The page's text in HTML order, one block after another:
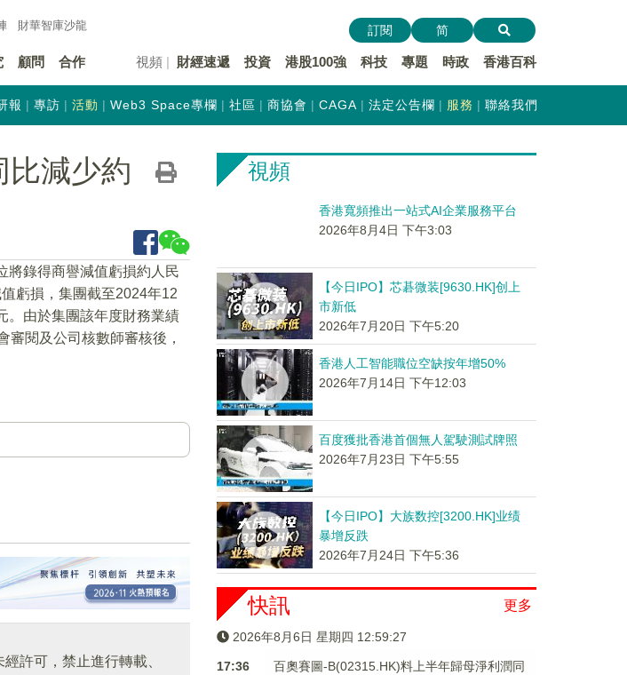
財華智庫沙龍
顧問 合作 視頻 財經速遞 投資 港股100強 科技 專題 時政 香港百科
訂閱 简
報 專訪 活動 Web3 Space專欄 社區 商協會 CAGA 法定公告欄 服務 聯絡我們
比減少約
將錄得商譽減值虧損約人民
虧損，集團截至2024年12
。由於集團該年度財務業績
審閱及公司核數師審核後，
許可，禁止進行轉載、
視頻
香港寬頻推出一站式AI企業服務平台
2026年8月4日 下午3:03
【今日IPO】芯碁微装[9630.HK]创上
市新低
2026年7月20日 下午5:20
香港人工智能職位空缺按年增50%
2026年7月14日 下午12:03
百度獲批香港首個無人駕駛測試牌照
2026年7月23日 下午5:55
【今日IPO】大族数控[3200.HK]业绩
暴增反跌
2026年7月24日 下午5:36
更多
快訊
2026年8月6日 星期四 12:59:28
17:36
百奧賽圖-B(02315.HK)料上半年歸母淨利潤同